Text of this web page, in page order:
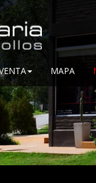
MAPA